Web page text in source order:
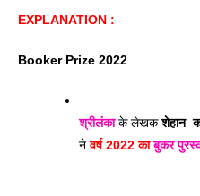
EXPLANATION :
Booker Prize 2022
श्रीलंका के लेखक शेहान
ने वर्ष 2022 का बुकर